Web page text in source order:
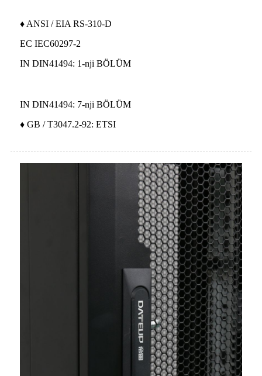
♦ ANSI / EIA RS-310-D
EC IEC60297-2
IN DIN41494: 1-nji BÖLÜM
IN DIN41494: 7-nji BÖLÜM
♦ GB / T3047.2-92: ETSI